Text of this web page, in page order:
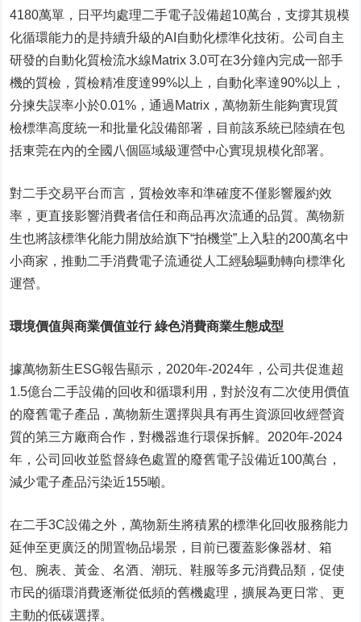
4180萬單，日平均處理二手電子設備超10萬台，支撐其規模
化循環能力的是持續升級的AI自動化標準化技術。公司自主
研發的自動化質檢流水線Matrix 3.0可在3分鐘內完成一部手
機的質檢，質檢精准度達99%以上，自動化率達90%以上，
分揀失誤率小於0.01%，通過Matrix，萬物新生能夠實現質
檢標準高度統一和批量化設備部署，目前該系統已陸續在包
括東莞在內的全國八個區域級運營中心實現規模化部署。
對二手交易平台而言，質檢效率和準確度不僅影響履約效
率，更直接影響消費者信任和商品再次流通的品質。萬物新
生也將該標準化能力開放給旗下“拍機堂”上入駐的200萬名中
小商家，推動二手消費電子流通從人工經驗驅動轉向標準化
運營。
環境價值與商業價值並行 綠色消費商業生態成型
據萬物新生ESG報告顯示，2020年-2024年，公司共促進超
1.5億台二手設備的回收和循環利用，對於沒有二次使用價值
的廢舊電子產品，萬物新生選擇與具有再生資源回收經營資
質的第三方廠商合作，對機器進行環保拆解。2020年-2024
年，公司回收並監督綠色處置的廢舊電子設備近100萬台，
減少電子產品污染近155噸。
在二手3C設備之外，萬物新生將積累的標準化回收服務能力
延伸至更廣泛的閒置物品場景，目前已覆蓋影像器材、箱
包、腕表、黃金、名酒、潮玩、鞋服等多元消費品類，促使
市民的循環消費逐漸從低頻的舊機處理，擴展為更日常、更
主動的低碳選擇。